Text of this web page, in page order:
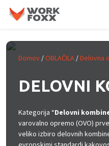
Domov/OBLAČILA/Delovna
DELOVNI
Kategorija “Delovni
varovalno opremo (OVO)
veliko izbiro delovnih